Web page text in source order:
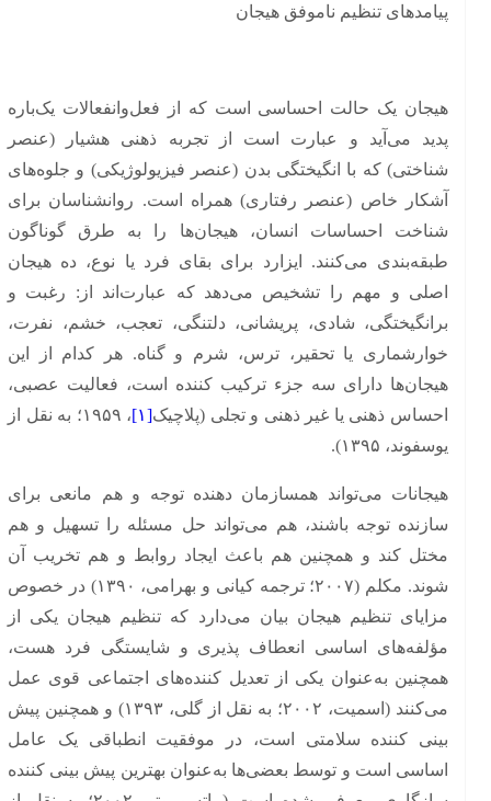
پیامدهای تنظیم ناموفق هیجان
هیجان یک حالت احساسی است که از فعل‌وانفعالات یک‌باره
پدید می‌آید و عبارت است از تجربه ذهنی هشیار (عنصر
شناختی) که با انگیختگی بدن (عنصر فیزیولوژیکی) و جلوه‌های
آشکار خاص (عنصر رفتاری) همراه است. روانشناسان برای
شناخت احساسات انسان، هیجان‌ها را به طرق گوناگون
طبقه‌بندی می‌کنند. ایزارد برای بقای فرد یا نوع، ده هیجان
اصلی و مهم را تشخیص می‌دهد که عبارت‌اند از: رغبت و
برانگیختگی، شادی، پریشانی، دلتنگی، تعجب، خشم، نفرت،
خوارشماری یا تحقیر، ترس، شرم و گناه. هر کدام از این
هیجان‌ها دارای سه جزء ترکیب کننده است، فعالیت عصبی،
احساس ذهنی یا غیر ذهنی و تجلی (پلاچیک[۱]
، ۱۹۵۹؛ به نقل از
یوسفوند، ۱۳۹۵).
هیجانات می‌تواند همسازمان دهنده توجه و هم مانعی برای
سازنده توجه باشند، هم می‌تواند حل مسئله را تسهیل و هم
مختل کند و همچنین هم باعث ایجاد روابط و هم تخریب آن
شوند. مکلم (۲۰۰۷؛ ترجمه کیانی و بهرامی، ۱۳۹۰) در خصوص
مزایای تنظیم هیجان بیان می‌دارد که تنظیم هیجان یکی از
مؤلفه‌های اساسی انعطاف پذیری و شایستگی فرد هست،
همچنین به‌عنوان یکی از تعدیل کننده‌های اجتماعی قوی عمل
می‌کنند (اسمیت، ۲۰۰۲؛ به نقل از گلی، ۱۳۹۳) و همچنین پیش
بینی کننده سلامتی است، در موفقیت انطباقی یک عامل
اساسی است و توسط بعضی‌ها به‌عنوان بهترین پیش بینی کننده